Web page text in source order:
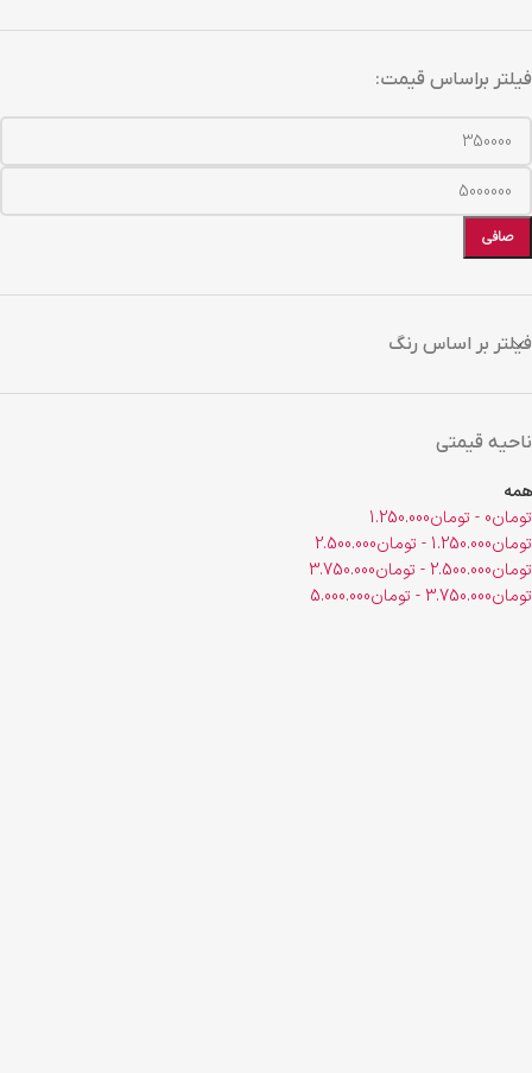
فیلتر براساس قیمت:
صافی
فیلتر بر اساس رنگ
ناحیه قیمتی
همه
تومان0
- تومان1.250.000
تومان1.250.000
- تومان2.500.000
تومان2.500.000
- تومان3.750.000
تومان3.750.000
- تومان5.000.000